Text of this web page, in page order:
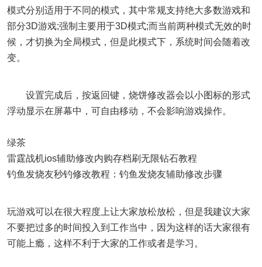
模式分别适用于不同的模式，其中常规支持绝大多数游戏和
部分3D游戏;强制主要用于3D模式;而当前两种模式无效的时
候，才切换为全局模式，但是此模式下，系统时间会随着改
变。
设置完成后，按返回键，烧饼修改器会以小图标的形式
浮动显示在屏幕中，可自由移动，不会影响游戏操作。
绿茶
雷霆战机ios辅助修改内购存档刷无限钻石教程
钓鱼发烧友秒钓修改教程：钓鱼发烧友辅助修改步骤
玩游戏可以在很大程度上让大家放松放松，但是我建议大家
不要把过多的时间投入到工作当中，因为这样的话大家很有
可能上瘾，这样不利于大家的工作或者是学习。